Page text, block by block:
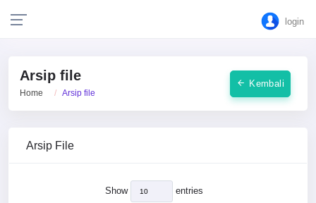
login
Arsip file
Home Arsip file
Kembali
Arsip File
Show entries